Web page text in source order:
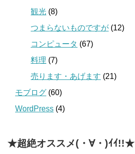
観光 (8)
つまらないものですが (12)
コンピュータ (67)
料理 (7)
売ります・あげます (21)
モブログ (60)
WordPress (4)
★超絶オススメ(・∀・)ｲｲ!!★